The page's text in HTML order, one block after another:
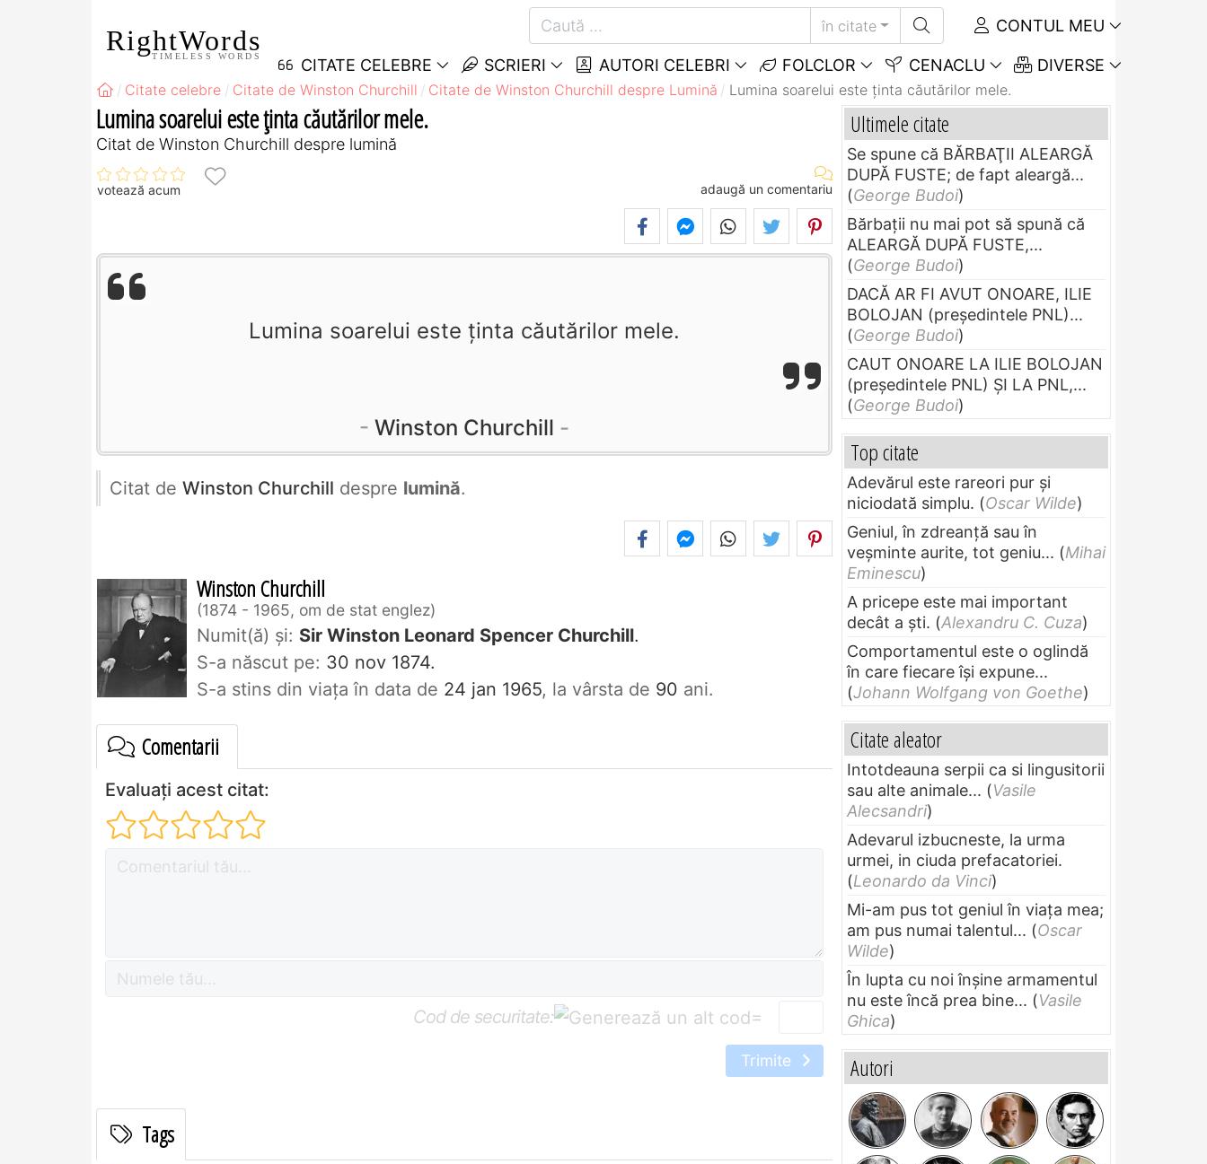
RightWords
TIMELESS WORDS
în citate CONTUL MEU
CITATE CELEBRE SCRIERI AUTORI CELEBRI FOLCLOR CENACLU DIVERSE
Citate celebre Citate de Winston Churchill Citate de Winston Churchill despre Lumină Lumina soarelui este ţinta căutărilor mele.
Lumina soarelui este ţinta căutărilor mele.
Citat de Winston Churchill despre lumină
votează acum adaugă un comentariu
Lumina soarelui este ţinta căutărilor mele.
Winston Churchill
Citat de Winston Churchill despre lumină.
Winston Churchill
1874 - 1965, om de stat englez
Numit(ă) și: Sir Winston Leonard Spencer Churchill.
S-a născut pe: 30 nov 1874.
S-a stins din viaţa în data de 24 jan 1965, la vârsta de 90 ani.
Comentarii
Evaluați acest citat:
Cod de securitate: =
Trimite
Tags
Ultimele citate
Se spune că BĂRBAŢII ALEARGĂ
DUPĂ FUSTE; de fapt aleargă...
(George Budoi)
Bărbaţii nu mai pot să spună că
ALEARGĂ DUPĂ FUSTE,...
(George Budoi)
DACĂ AR FI AVUT ONOARE, ILIE
BOLOJAN (preşedintele PNL)...
(George Budoi)
CAUT ONOARE LA ILIE BOLOJAN
(preşedintele PNL) ŞI LA PNL,...
(George Budoi)
Top citate
Adevărul este rareori pur și
niciodată simplu. (Oscar Wilde)
Geniul, în zdreanţă sau în
veşminte aurite, tot geniu... (Mihai
Eminescu)
A pricepe este mai important
decât a ști. (Alexandru C. Cuza)
Comportamentul este o oglindă
în care fiecare își expune...
(Johann Wolfgang von Goethe)
Citate aleator
Intotdeauna serpii ca si lingusitorii
sau alte animale... (Vasile
Alecsandri)
Adevarul izbucneste, la urma
urmei, in ciuda prefacatoriei.
(Leonardo da Vinci)
Mi-am pus tot geniul în viața mea;
am pus numai talentul... (Oscar
Wilde)
În lupta cu noi înșine armamentul
nu este încă prea bine... (Vasile
Ghica)
Autori